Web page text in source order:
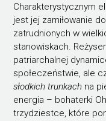
Charakterystycznym
jest jej zamiłowanie
zatrudnionych w
stanowiskach.
patriarchalnej
społeczeństwie, ale
słodkich trunkach na
energia – bohaterki
trzydziestce, które